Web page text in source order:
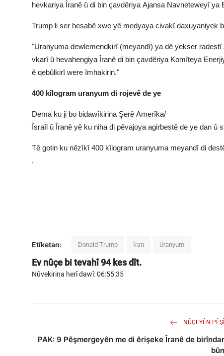
hevkariya Îranê û di bin çavdêriya Ajansa Navneteweyî ya
Trump li ser hesabê xwe yê medyaya civakî daxuyaniyek
"Uranyuma dewlemendkirî (meyandî) ya dê yekser
vkarî û hevahengiya Îranê di bin çavdêriya Komîteya
ê qebûlkirî were îmhakirin."
400 kîlogram uranyum di rojevê de ye
Dema ku ji bo bidawîkirina Şerê Amerîka/
Îsraîl û Îranê yê ku niha di pêvajoya agirbestê de ye dan
Tê gotin ku nêzîkî 400 kîlogram uranyuma meyandî di
.
Etîketan: Donald Trump İran Uranyum
Ev nûçe bi tevahî94kes dît.
Nûvekirina herî dawî: 06:55:35
NÛÇEYÊN PÊŞÎ
PAK: 9 Pêşmergeyên me di êrişeke Îranê de birîndar
bûn